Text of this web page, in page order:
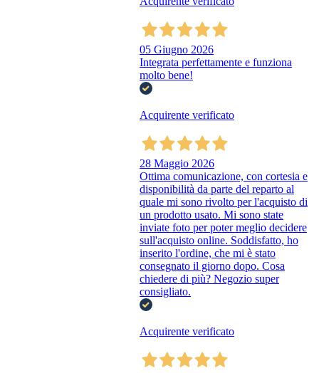
05 Giugno 2026
Integrata perfettamente e funziona
molto bene!
Acquirente verificato
28 Maggio 2026
Ottima comunicazione, con cortesia e
disponibilità da parte del reparto al
quale mi sono rivolto per l'acquisto di
un prodotto usato. Mi sono state
inviate foto per poter meglio decidere
sull'acquisto online. Soddisfatto, ho
inserito l'ordine, che mi è stato
consegnato il giorno dopo. Cosa
chiedere di più? Negozio super
consigliato.
Acquirente verificato